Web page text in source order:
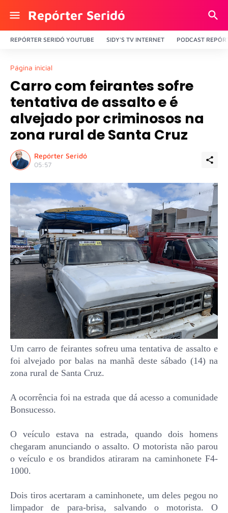
Repórter Seridó
REPÓRTER SERIDÓ YOUTUBE SIDY'S TV INTERNET PODCAST
Página inicial
Carro com feirantes sofre
tentativa de assalto e é
alvejado por criminosos na
zona rural de Santa Cruz
Repórter Seridó
05:57
Um carro de feirantes sofreu uma tentativa de assalto e
foi alvejado por balas na manhã deste sábado (14) na
zona rural de Santa Cruz.
A ocorrência foi na estrada que dá acesso a comunidade
Bonsucesso.
O veículo estava na estrada, quando dois homens
chegaram anunciando o assalto. O motorista não parou
o veículo e os brandidos atiraram na caminhonete F4-
1000.
Dois tiros acertaram a caminhonete, um deles pegou no
limpador de para-brisa, salvando o motorista. O